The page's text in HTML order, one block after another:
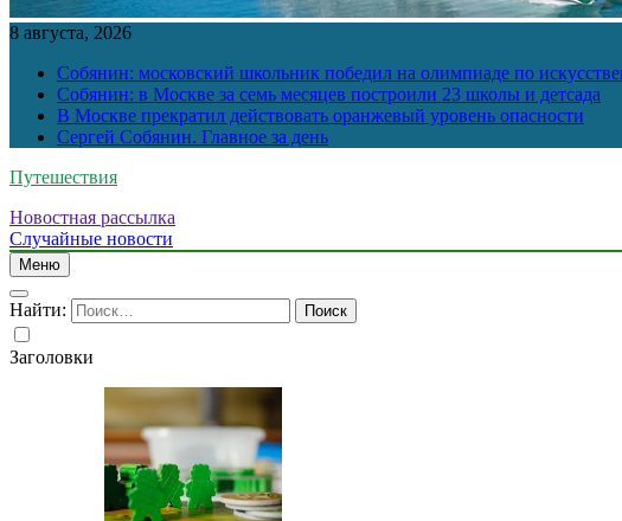
8 августа, 2026
Собянин: московский школьник победил на олимпиаде по
Собянин: в Москве за семь месяцев построили 23 школы и детсада
В Москве прекратил действовать оранжевый уровень опасности
Сергей Собянин. Главное за день
Путешествия
Новостная рассылка
Случайные новости
Меню
Найти:
Заголовки